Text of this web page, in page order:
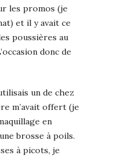
les promos (je
et il y avait ce
poussières au
donc de
un de chez
m’avait offert (je
en
brosse à poils.
à picots, je